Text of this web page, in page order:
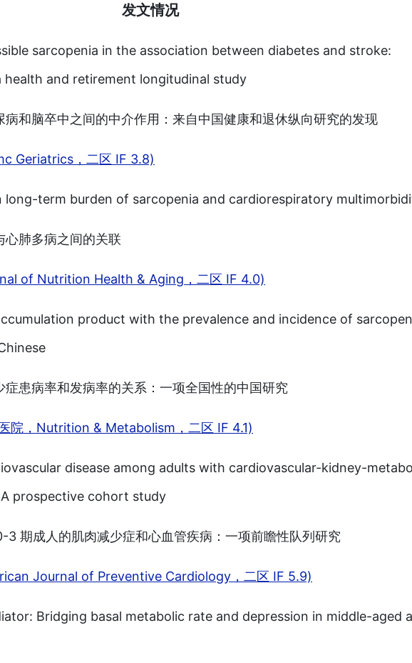
发文情况
sarcopenia in the association between diabetes and stroke:
and retirement longitudinal study
病和脑卒中之间的中介作用：来自中国健康和退休纵向研究的发现
Geriatrics，二区 IF 3.8)
long-term burden of sarcopenia and cardiorespiratory
心肺多病之间的关联
of Nutrition Health & Aging，二区 IF 4.0)
product with the prevalence and incidence of
症患病率和发病率的关系：一项全国性的中国研究
院，Nutrition & Metabolism，二区 IF 4.1)
disease among adults with cardiovascular-kidney-
prospective cohort study
期成人的肌肉减少症和心血管疾病：一项前瞻性队列研究
Journal of Preventive Cardiology，二区 IF 5.9)
Bridging basal metabolic rate and depression in middle-aged